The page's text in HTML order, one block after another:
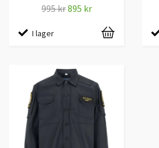
995 kr895 kr
I lager